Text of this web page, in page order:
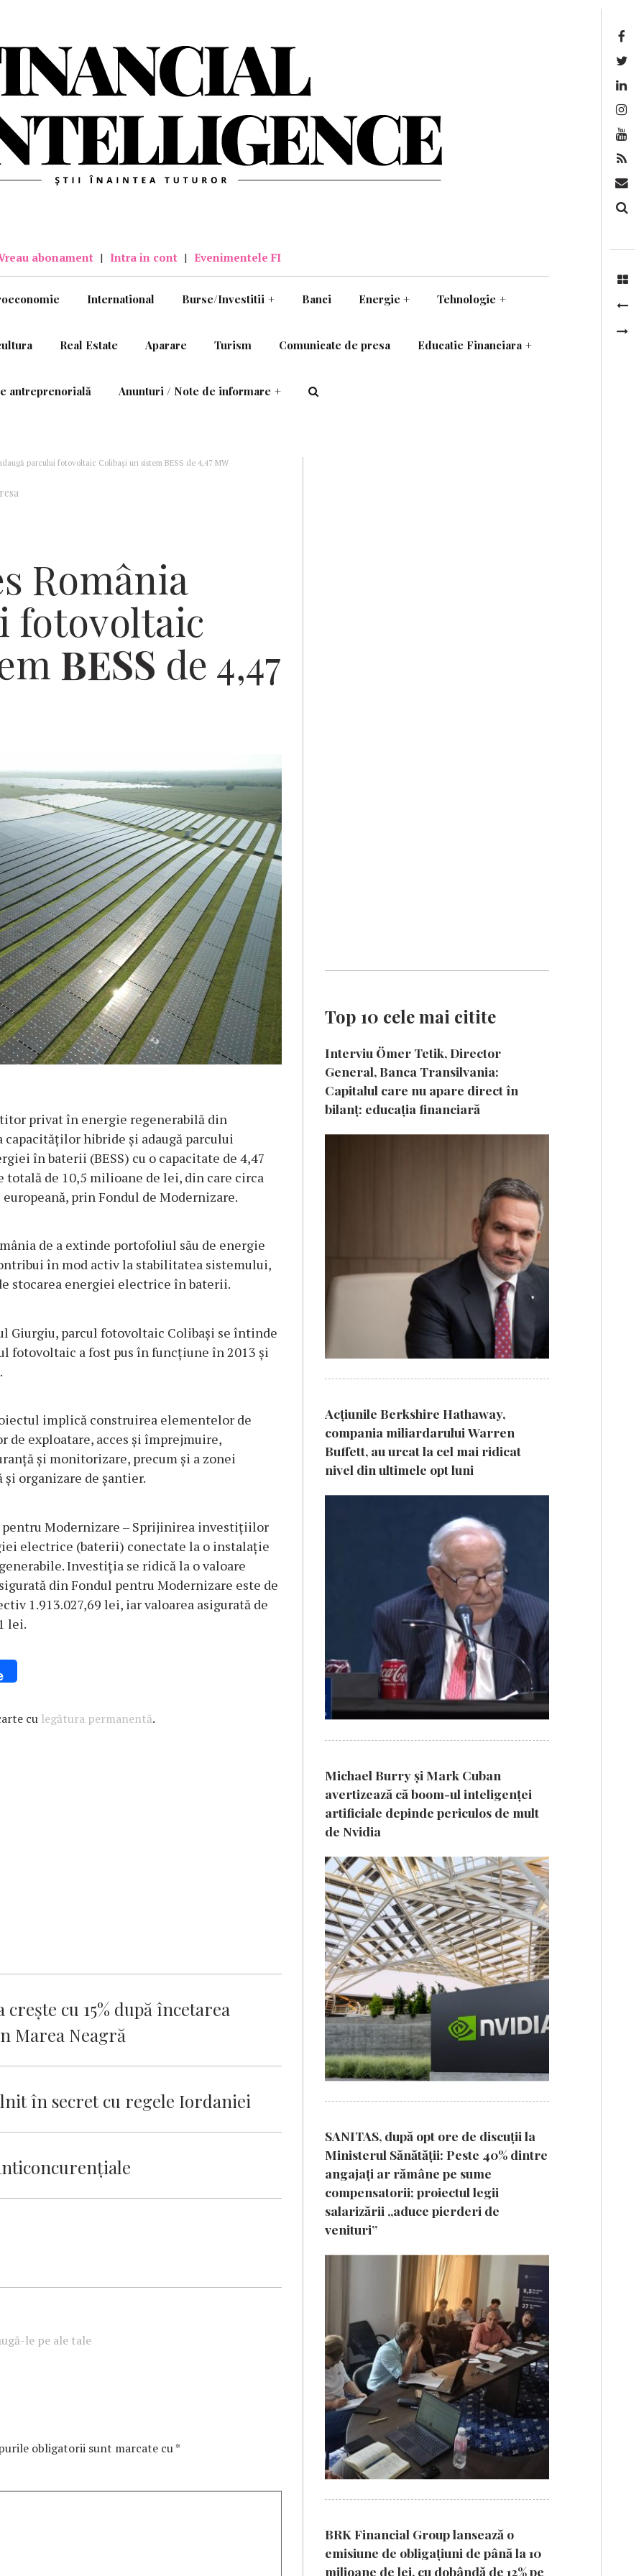
abonament | Intra in cont | Evenimentele FI
International Burse/Investitii + Banci Energie + Tehnologie +
Real Estate Aparare Turism Comunicate de presa Educatie Financiara +
antreprenorială Anunturi / Note de informare +
parcului fotovoltaic Colibași un sistem BESS de 4,47 MW
România
fotovoltaic
BESS de 4,47
privat în energie regenerabilă din
capacităților hibride și adaugă parcului
în baterii (BESS) cu o capacitate de 4,47
totală de 10,5 milioane de lei, din care circa
prin Fondul de Modernizare.
de a extinde portofoliul său de energie
în mod activ la stabilitatea sistemului,
stocarea energiei electrice în baterii.
Giurgiu, parcul fotovoltaic Colibași se întinde
fotovoltaic a fost pus în funcțiune în 2013 și
implică construirea elementelor de
de exploatare, acces și împrejmuire,
și monitorizare, precum și a zonei
organizare de șantier.
Modernizare – Sprijinirea investițiilor
electrice (baterii) conectate la o instalație
Investiția se ridică la o valoare
din Fondul pentru Modernizare este de
1.913.027,69 lei, iar valoarea asigurată de
lei.
cu legătura permanentă.
cu 15% după încetarea
Marea Neagră
în secret cu regele Iordaniei
le pe ale tale
obligatorii sunt marcate cu*
Top 10 cele mai citite
Interviu Ömer Tetik, Director
General, Banca Transilvania:
Capitalul care nu apare direct în
bilanț: educația financiară
Acțiunile Berkshire Hathaway,
compania miliardarului Warren
Buffett, au urcat la cel mai ridicat
nivel din ultimele opt luni
Michael Burry și Mark Cuban
avertizează că boom-ul inteligenței
artificiale depinde periculos de mult
de Nvidia
SANITAS, după opt ore de discuții la
Ministerul Sănătății: Peste 40% dintre
angajați ar rămâne pe sume
compensatorii; proiectul legii
salarizării „aduce pierderi de
venituri”
BRK Financial Group lansează o
emisiune de obligațiuni de până la 10
milioane de lei, cu dobândă de 12% pe